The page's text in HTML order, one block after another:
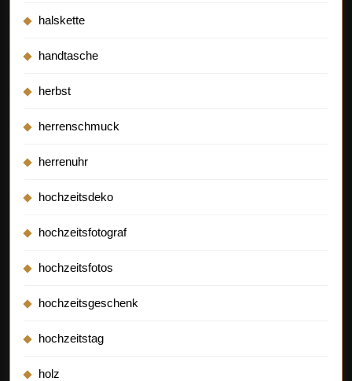
halskette
handtasche
herbst
herrenschmuck
herrenuhr
hochzeitsdeko
hochzeitsfotograf
hochzeitsfotos
hochzeitsgeschenk
hochzeitstag
holz